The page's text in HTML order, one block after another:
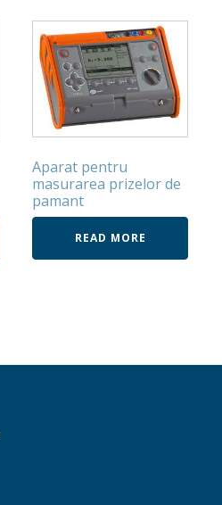
Aparat pentru
masurarea prizelor de
pamant
READ MORE